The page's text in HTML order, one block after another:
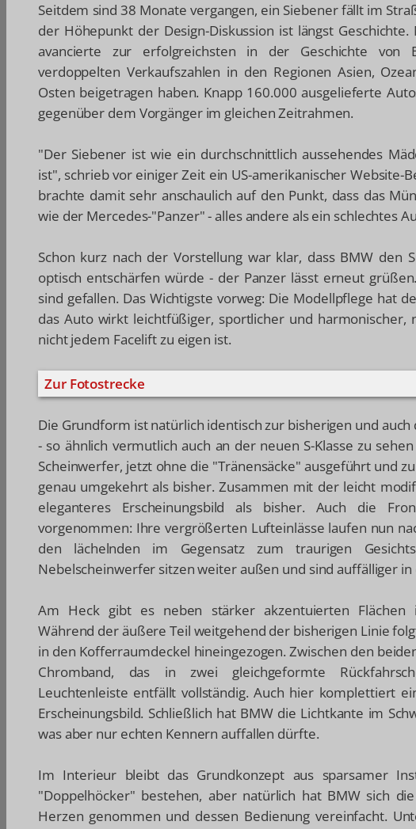
Seitdem sind 38 Monate vergangen, ein Siebener fällt im
der Höhepunkt der Design-Diskussion ist längst
avancierte zur erfolgreichsten in der Geschichte von
verdoppelten Verkaufszahlen in den Regionen Asien,
Osten beigetragen haben. Knapp 160.000 ausgelieferte
gegenüber dem Vorgänger im gleichen Zeitrahmen.
"Der Siebener ist wie ein durchschnittlich aussehendes
ist", schrieb vor einiger Zeit ein US-amerikanischer
brachte damit sehr anschaulich auf den Punkt, dass das
wie der Mercedes-"Panzer" - alles andere als ein schlechtes
Schon kurz nach der Vorstellung war klar, dass BMW den
optisch entschärfen würde - der Panzer lässt erneut
sind gefallen. Das Wichtigste vorweg: Die Modellpflege hat
das Auto wirkt leichtfüßiger, sportlicher und
nicht jedem Facelift zu eigen ist.
Zur Fotostrecke
Die Grundform ist natürlich identisch zur bisherigen und
- so ähnlich vermutlich auch an der neuen S-Klasse zu
Scheinwerfer, jetzt ohne die "Tränensäcke" ausgeführt und
genau umgekehrt als bisher. Zusammen mit der leicht
eleganteres Erscheinungsbild als bisher. Auch die
vorgenommen: Ihre vergrößerten Lufteinlässe laufen nun
den lächelnden im Gegensatz zum traurigen
Nebelscheinwerfer sitzen weiter außen und sind auffälliger
Am Heck gibt es neben stärker akzentuierten Flächen
Während der äußere Teil weitgehend der bisherigen Linie
in den Kofferraumdeckel hineingezogen. Zwischen den
Chromband, das in zwei gleichgeformte
Leuchtenleiste entfällt vollständig. Auch hier komplettiert
Erscheinungsbild. Schließlich hat BMW die Lichtkante im
was aber nur echten Kennern auffallen dürfte.
Im Interieur bleibt das Grundkonzept aus sparsamer
"Doppelhöcker" bestehen, aber natürlich hat BMW sich
Herzen genommen und dessen Bedienung vereinfacht.